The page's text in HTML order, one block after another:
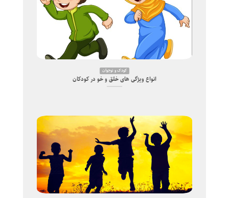
کودک و نوجوان
انواع ویژگی های خلق و خو در کودکان